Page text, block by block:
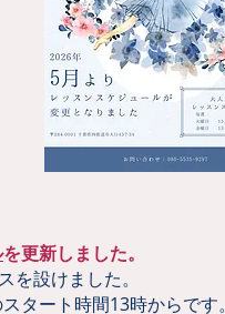
を更新しました。
設けました。
ート時間13時からです。